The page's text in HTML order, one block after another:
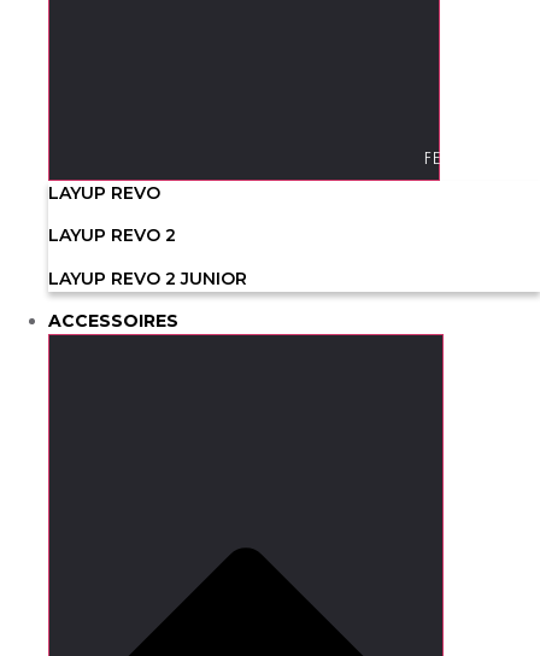
FERMER
LAYUP REVO
LAYUP REVO 2
LAYUP REVO 2 JUNIOR
ACCESSOIRES